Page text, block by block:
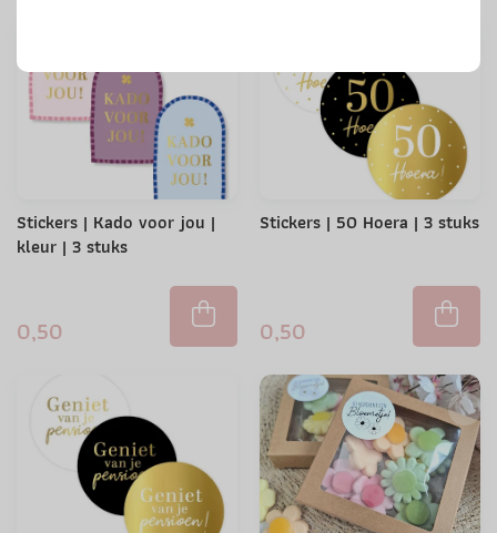
Stickers | Kado voor jou |
kleur | 3 stuks
0,50
Stickers | 50 Hoera | 3 stuks
0,50